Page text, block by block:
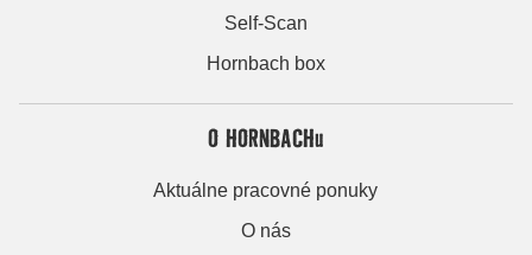
Self-Scan
Hornbach box
O HORNBACHu
Aktuálne pracovné ponuky
O nás